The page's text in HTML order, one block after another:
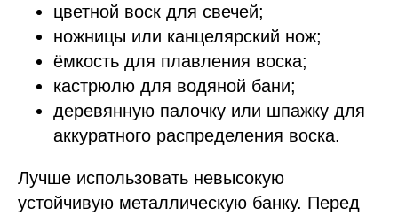
цветной воск для свечей;
ножницы или канцелярский нож;
ёмкость для плавления воска;
кастрюлю для водяной бани;
деревянную палочку или шпажку для
аккуратного распределения воска.
Лучше использовать невысокую
устойчивую металлическую банку. Перед